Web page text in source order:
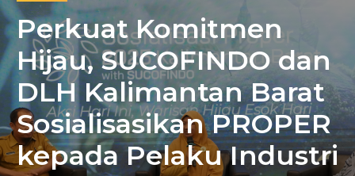
Perkuat Komitmen
Hijau, SUCOFINDO dan
DLH Kalimantan Barat
Sosialisasikan PROPER
kepada Pelaku Industri